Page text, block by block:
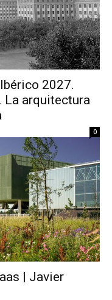
2027.
La arquitectura
0
| Javier